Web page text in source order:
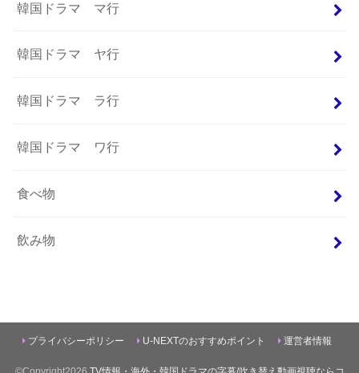
韓国ドラマ マ行
韓国ドラマ ヤ行
韓国ドラマ ラ行
韓国ドラマ ワ行
食べ物
飲み物
プライバシーポリシー U-NEXTのおすすめポイント 運営者情報
©Copyright2026 TV情報・海外・韓国ドラマの字幕/吹き替え動画視聴ならコ